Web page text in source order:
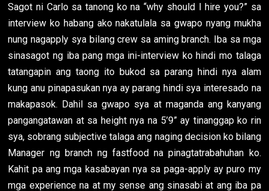
Sagot ni Carlo sa tanong ko na “why should I hire you?” sa
interview ko habang ako nakatulala sa gwapo nyang mukha
nung nagapply sya bilang crew sa aming branch. Iba sa mga
sinasagot ng iba pang mga ini-interview ko hindi mo talaga
tatangapin ang taong ito bukod sa parang hindi nya alam
kung anu pinapasukan nya ay parang hindi sya interesado na
makapasok. Dahil sa gwapo sya at maganda ang kanyang
pangangatawan at sa height nya na 5’9” ay tinanggap ko rin
sya, sobrang subjective talaga ang naging decision ko bilang
Manager ng branch ng fastfood na pinagtatrabahuhan ko.
Kahit pa ang mga kasabayan nya sa paga-apply ay puro my
mga experience na at my sense ang sinasabi at ang iba pa